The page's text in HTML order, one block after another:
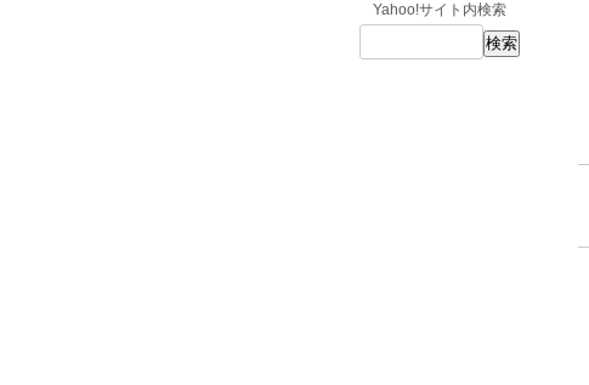
Yahoo!サイト内検索